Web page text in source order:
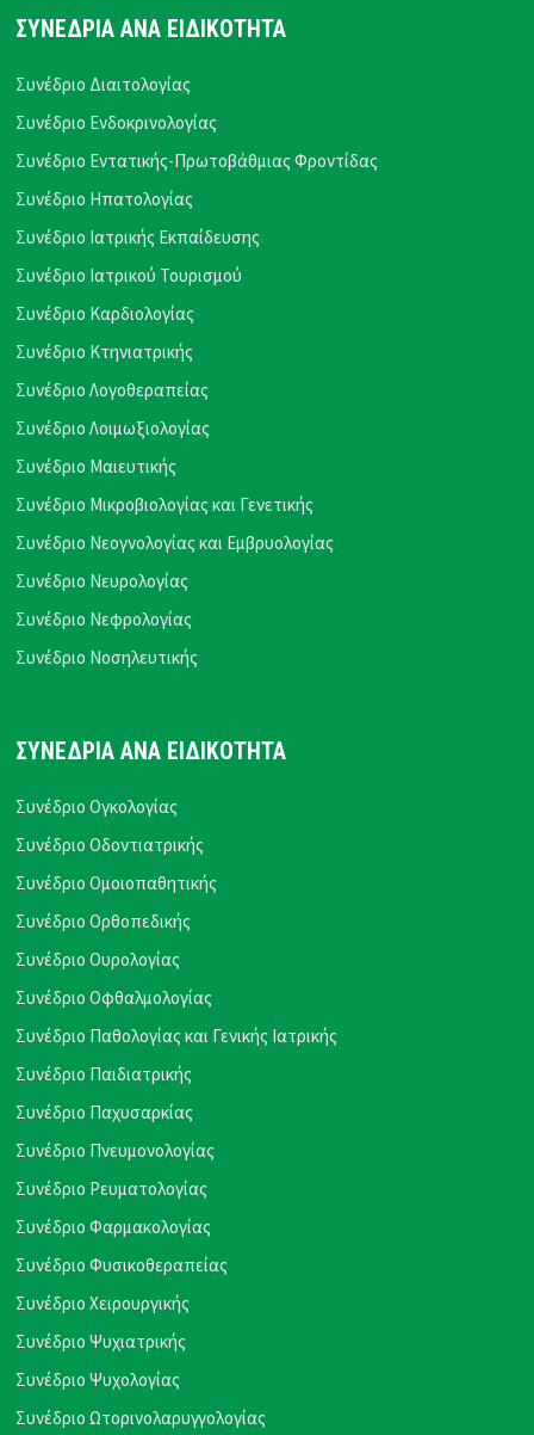
ΣΥΝΕΔΡΙΑ ΑΝΑ ΕΙΔΙΚΟΤΗΤΑ
Συνέδριο Διαιτολογίας
Συνέδριο Ενδοκρινολογίας
Συνέδριο Εντατικής-Πρωτοβάθμιας Φροντίδας
Συνέδριο Ηπατολογίας
Συνέδριο Ιατρικής Εκπαίδευσης
Συνέδριο Ιατρικού Τουρισμού
Συνέδριο Καρδιολογίας
Συνέδριο Κτηνιατρικής
Συνέδριο Λογοθεραπείας
Συνέδριο Λοιμωξιολογίας
Συνέδριο Μαιευτικής
Συνέδριο Μικροβιολογίας και Γενετικής
Συνέδριο Νεογνολογίας και Εμβρυολογίας
Συνέδριο Νευρολογίας
Συνέδριο Νεφρολογίας
Συνέδριο Νοσηλευτικής
ΣΥΝΕΔΡΙΑ ΑΝΑ ΕΙΔΙΚΟΤΗΤΑ
Συνέδριο Ογκολογίας
Συνέδριο Οδοντιατρικής
Συνέδριο Ομοιοπαθητικής
Συνέδριο Ορθοπεδικής
Συνέδριο Ουρολογίας
Συνέδριο Οφθαλμολογίας
Συνέδριο Παθολογίας και Γενικής Ιατρικής
Συνέδριο Παιδιατρικής
Συνέδριο Παχυσαρκίας
Συνέδριο Πνευμονολογίας
Συνέδριο Ρευματολογίας
Συνέδριο Φαρμακολογίας
Συνέδριο Φυσικοθεραπείας
Συνέδριο Χειρουργικής
Συνέδριο Ψυχιατρικής
Συνέδριο Ψυχολογίας
Συνέδριο Ωτορινολαρυγγολογίας